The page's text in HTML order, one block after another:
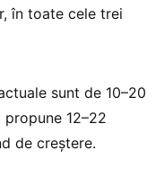
în toate cele trei
sunt de 10–20
12–22
de creștere.